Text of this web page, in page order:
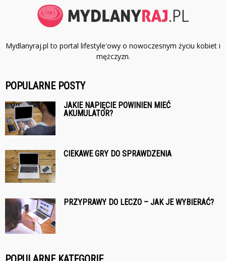
Mydlanyraj.pl to portal lifestyle'owy o nowoczesnym życiu kobiet i
mężczyzn.
POPULARNE POSTY
JAKIE NAPIĘCIE POWINIEN MIEĆ
AKUMULATOR?
CIEKAWE GRY DO SPRAWDZENIA
PRZYPRAWY DO LECZO – JAK JE WYBIERAĆ?